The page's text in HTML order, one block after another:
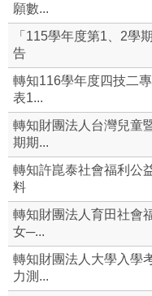
註冊組
資源班
課綱相關實施要點
本校整體課程計畫
崇高校長及教師公開
願數...
「115學年度第1、2學
告
轉知116學年度四技二
表1...
轉知財團法人台灣兒童
期期...
轉知許崑泰社會福利公
料
轉知財團法人育田社會
女─...
轉知財團法人大學入學
力測...